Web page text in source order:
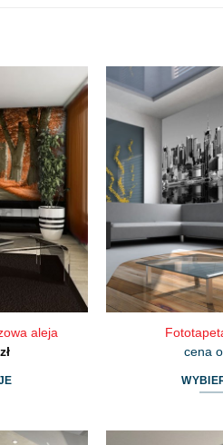
aleja
zł
cena